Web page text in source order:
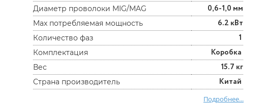
Диаметр проволоки MIG/MAG 0,6-1,0 мм
Max потребляемая мощность 6.2 кВт
Количество фаз 1
Комплектация Коробка
Вес 15.7 кг
Страна производитель Китай
Подробнее...